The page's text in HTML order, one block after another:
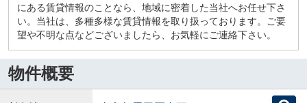
にある賃貸情報のことなら、地域に密着した当社へお任せ下さ
い。当社は、多種多様な賃貸情報を取り扱っております。ご要
望や不明な点などございましたら、お気軽にご連絡下さい。
物件概要